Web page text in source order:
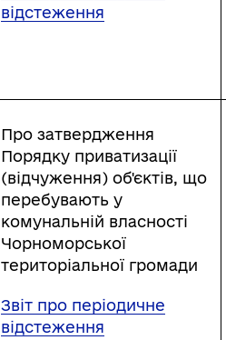
відстеження
Про затвердження
Порядку приватизації
(відчуження) об'єктів, що
перебувають у
комунальній власності
Чорноморської
територіальної громади
Звіт про періодичне
відстеження